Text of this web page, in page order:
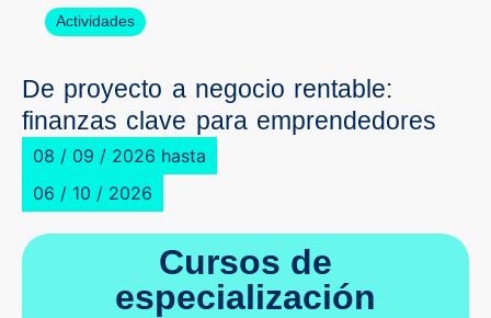
Actividades
De proyecto a negocio rentable:
finanzas clave para emprendedores
08 / 09 / 2026 hasta
06 / 10 / 2026
Cursos de
especialización